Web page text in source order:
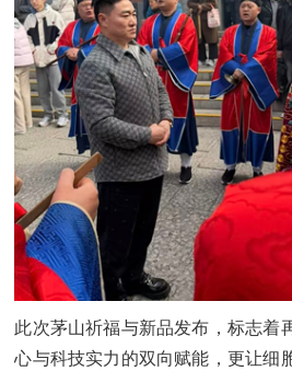
此次茅山祈福与新品发布，标志着
心与科技实力的双向赋能，更让细